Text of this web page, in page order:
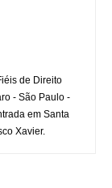
de Direito
- São Paulo -
em Santa
Xavier.